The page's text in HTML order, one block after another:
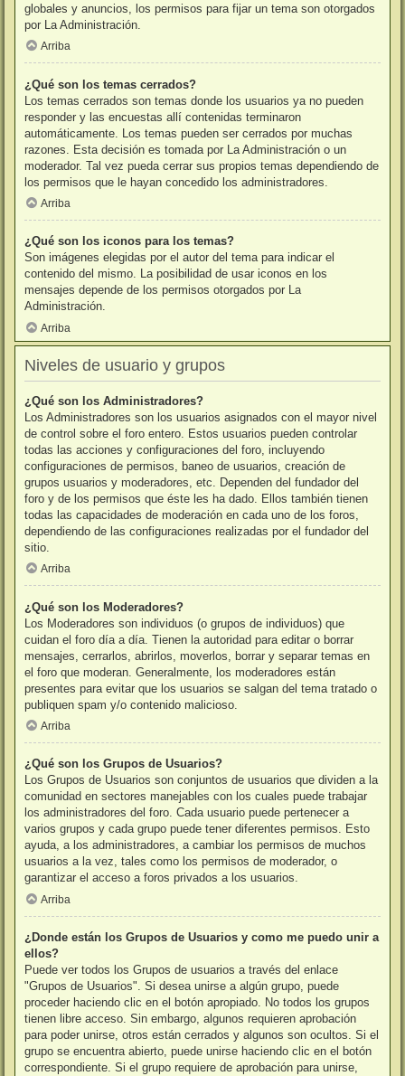
globales y anuncios, los permisos para fijar un tema son otorgados
por La Administración.
Arriba
¿Qué son los temas cerrados?
Los temas cerrados son temas donde los usuarios ya no pueden
responder y las encuestas allí contenidas terminaron
automáticamente. Los temas pueden ser cerrados por muchas
razones. Esta decisión es tomada por La Administración o un
moderador. Tal vez pueda cerrar sus propios temas dependiendo de
los permisos que le hayan concedido los administradores.
Arriba
¿Qué son los iconos para los temas?
Son imágenes elegidas por el autor del tema para indicar el
contenido del mismo. La posibilidad de usar iconos en los
mensajes depende de los permisos otorgados por La
Administración.
Arriba
Niveles de usuario y grupos
¿Qué son los Administradores?
Los Administradores son los usuarios asignados con el mayor nivel
de control sobre el foro entero. Estos usuarios pueden controlar
todas las acciones y configuraciones del foro, incluyendo
configuraciones de permisos, baneo de usuarios, creación de
grupos usuarios y moderadores, etc. Dependen del fundador del
foro y de los permisos que éste les ha dado. Ellos también tienen
todas las capacidades de moderación en cada uno de los foros,
dependiendo de las configuraciones realizadas por el fundador del
sitio.
Arriba
¿Qué son los Moderadores?
Los Moderadores son individuos (o grupos de individuos) que
cuidan el foro día a día. Tienen la autoridad para editar o borrar
mensajes, cerrarlos, abrirlos, moverlos, borrar y separar temas en
el foro que moderan. Generalmente, los moderadores están
presentes para evitar que los usuarios se salgan del tema tratado o
publiquen spam y/o contenido malicioso.
Arriba
¿Qué son los Grupos de Usuarios?
Los Grupos de Usuarios son conjuntos de usuarios que dividen a la
comunidad en sectores manejables con los cuales puede trabajar
los administradores del foro. Cada usuario puede pertenecer a
varios grupos y cada grupo puede tener diferentes permisos. Esto
ayuda, a los administradores, a cambiar los permisos de muchos
usuarios a la vez, tales como los permisos de moderador, o
garantizar el acceso a foros privados a los usuarios.
Arriba
¿Donde están los Grupos de Usuarios y como me puedo unir a
ellos?
Puede ver todos los Grupos de usuarios a través del enlace
"Grupos de Usuarios". Si desea unirse a algún grupo, puede
proceder haciendo clic en el botón apropiado. No todos los grupos
tienen libre acceso. Sin embargo, algunos requieren aprobación
para poder unirse, otros están cerrados y algunos son ocultos. Si el
grupo se encuentra abierto, puede unirse haciendo clic en el botón
correspondiente. Si el grupo requiere de aprobación para unirse,